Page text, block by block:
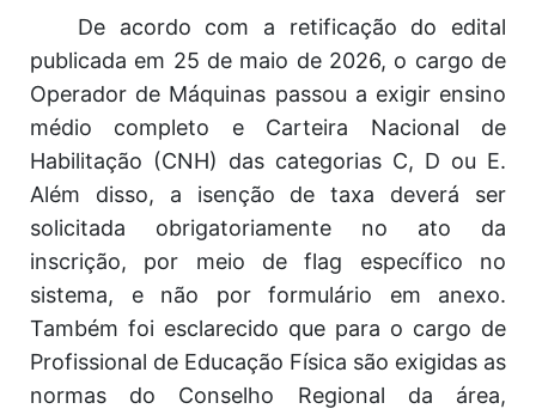
De acordo com a retificação do edital
publicada em 25 de maio de 2026, o cargo de
Operador de Máquinas passou a exigir ensino
médio completo e Carteira Nacional de
Habilitação (CNH) das categorias C, D ou E.
Além disso, a isenção de taxa deverá ser
solicitada obrigatoriamente no ato da
inscrição, por meio de flag específico no
sistema, e não por formulário em anexo.
Também foi esclarecido que para o cargo de
Profissional de Educação Física são exigidas as
normas do Conselho Regional da área,